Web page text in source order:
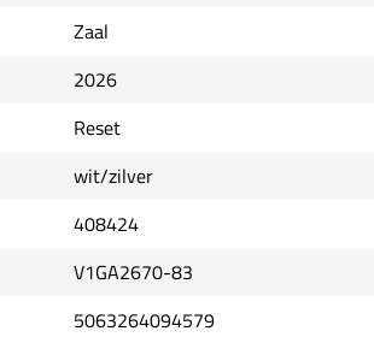
Zaal
2026
Reset
wit/zilver
408424
V1GA2670-83
5063264094579